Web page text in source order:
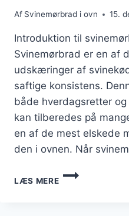
Af Svinemørbrad i ovn 15.
Introduktion til
Svinemørbrad er en af
udskæringer af
saftige konsistens.
både hverdagsretter
kan tilberedes på
en af de mest elskede
den i ovnen. Når
LÆS MERE
SVINEMØRBRAD
I